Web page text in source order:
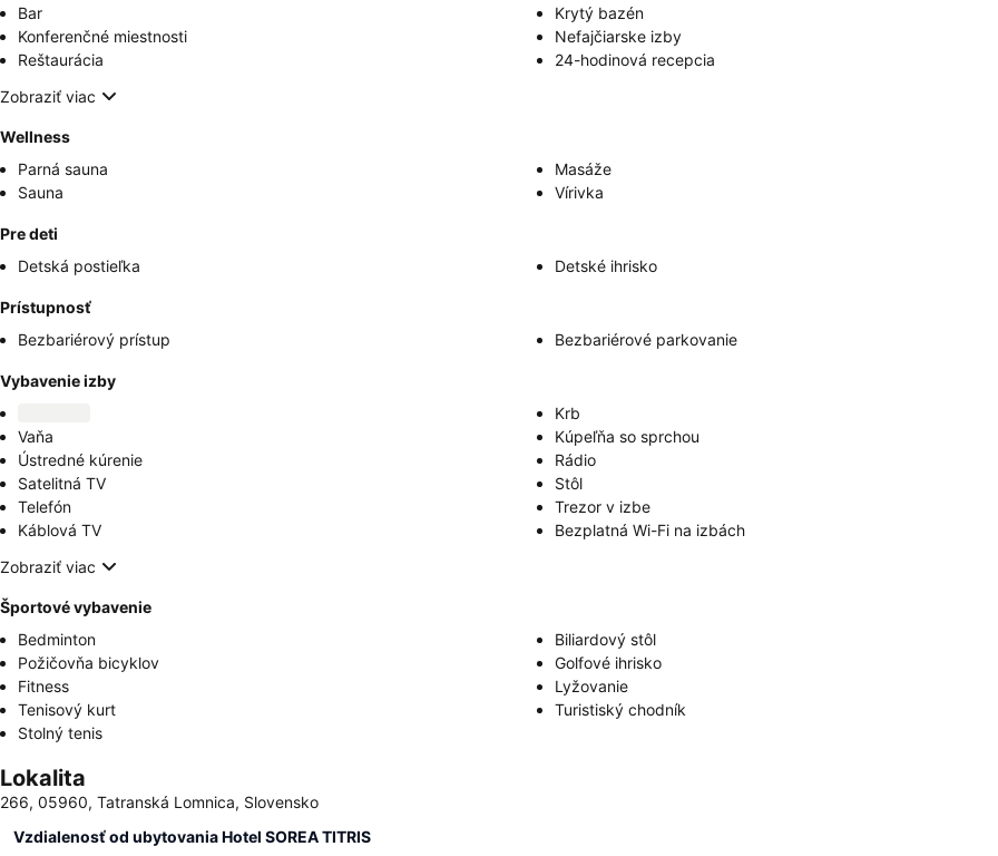
Bar
Krytý bazén
Konferenčné miestnosti
Nefajčiarske izby
Reštaurácia
24-hodinová recepcia
Zobraziť viac
Wellness
Parná sauna
Masáže
Sauna
Vírivka
Pre deti
Detská postieľka
Detské ihrisko
Prístupnosť
Bezbariérový prístup
Bezbariérové parkovanie
Vybavenie izby
Krb
Vaňa
Kúpeľňa so sprchou
Ústredné kúrenie
Rádio
Satelitná TV
Stôl
Telefón
Trezor v izbe
Káblová TV
Bezplatná Wi-Fi na izbách
Zobraziť viac
Športové vybavenie
Bedminton
Biliardový stôl
Požičovňa bicyklov
Golfové ihrisko
Fitness
Lyžovanie
Tenisový kurt
Turistiský chodník
Stolný tenis
Lokalita
266, 05960, Tatranská Lomnica, Slovensko
Vzdialenosť od ubytovania Hotel SOREA TITRIS